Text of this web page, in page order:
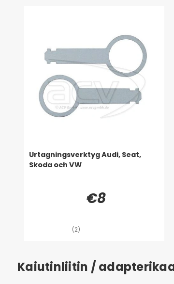
Urtagningsverktyg Audi, Seat,
Skoda och VW
€8
(2)
Kaiutinliitin /